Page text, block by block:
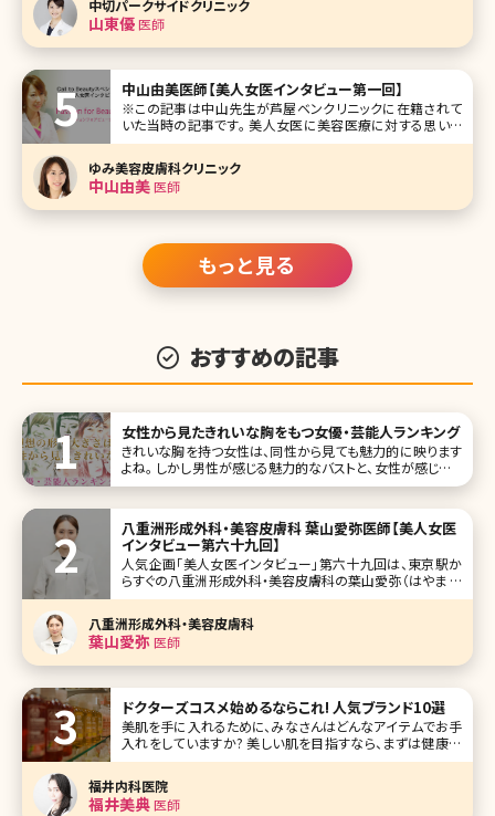
がNGな色の悩みを改善してくれると言われているのが、レ
ーザートーニングです。レー
中切パークサイドクリニック
山東優医師
中山由美医師【美人女医インタビュー第一回】
※この記事は中山先生が芦屋ベンクリニックに在籍されて
いた当時の記事です。 美人女医に美容医療に対する思いを
掘り下げて聞く新シリーズです。美容整形、美肌、アンチエイ
ジング、脱毛など女性ならば興味がある分野の医療面での
スペシャリスト、インタビューの第一回は兵庫県芦屋市の芦
屋ベンクリニック勤務の美容皮膚
ゆみ美容皮膚科クリニック
中山由美医師
もっと見る
おすすめの記事
女性から見たきれいな胸をもつ女優・芸能人ランキング
きれいな胸を持つ女性は、同性から見ても魅力的に映ります
よね。 しかし男性が感じる魅力的なバストと、女性が感じるき
れいな胸は異なります。 今回は女性から見て美しいと感じる
八重洲形成外科・美容皮膚科 葉山愛弥医師【美人女医
インタビュー第六十九回】
人気企画「美人女医インタビュー」第六十九回は、東京駅か
らすぐの八重洲形成外科・美容皮膚科の葉山愛弥（はやま ま
なみ）先生です。2015年開院、原かや院長が率いる経験豊富
なベテラン医師が勢ぞろいする八重洲形成外科・美容皮膚
科。その中で皮膚科治療を行なっている葉山先生。一見クー
ルビューティーな雰囲気です
八重洲形成外科・美容皮膚科
葉山愛弥医師
ドクターズコスメ始めるならこれ! 人気ブランド10選
美肌を手に入れるために、みなさんはどんなアイテムでお手
入れをしていますか? 美しい肌を目指すなら、まずは健康な
肌を目指すのが近道。そんなときにトライしてみたいのがド
クターズコスメです。 ドクターズコスメとは皮膚科医などの
医師や医療機関が開発または、監修しているコス
福井内科医院
福井美典医師